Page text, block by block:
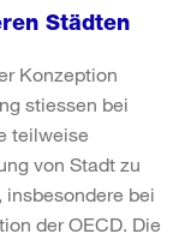
Städten
Konzeption
stiessen bei
teilweise
von Stadt zu
bei
der OECD. Die